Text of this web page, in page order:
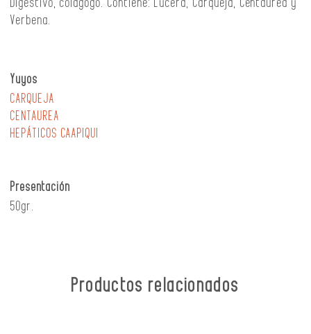
Digestivo, colagogo. Contiene: Lucera, Carqueja, Centáurea y
Verbena.
Yuyos
CARQUEJA
CENTAUREA
HEPÁTICOS CAAPIQUI
Presentación
50gr.
Productos relacionados